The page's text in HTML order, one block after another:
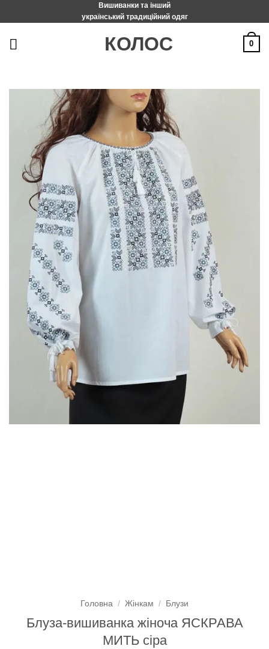
Вишиванки та інший
український традиційний одяг
КОЛОС 0
Головна / Жінкам / Блузи
Блуза-вишиванка жіноча ЯСКРАВА
МИТЬ сіра